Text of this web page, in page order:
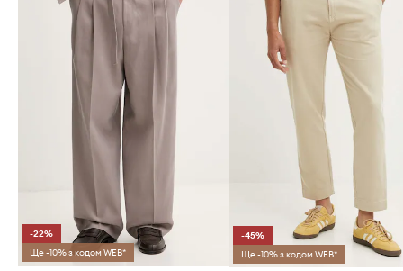
-22%
Ще -10% з кодом WEB*
-45%
Ще -10% з кодом WEB*